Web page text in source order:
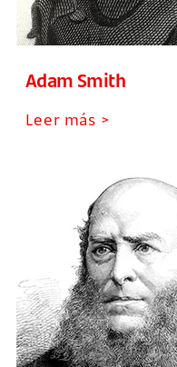
Adam Smith
Leer más >